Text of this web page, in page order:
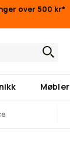
over 500 kr*
Møbler